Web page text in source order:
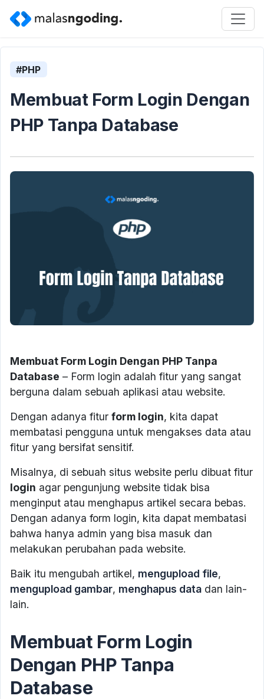
#PHP
Membuat Form Login Dengan
PHP Tanpa Database
Membuat Form Login Dengan PHP Tanpa
Database – Form login adalah fitur yang sangat
berguna dalam sebuah aplikasi atau website.
Dengan adanya fitur form login, kita dapat
membatasi pengguna untuk mengakses data atau
fitur yang bersifat sensitif.
Misalnya, di sebuah situs website perlu dibuat fitur
login agar pengunjung website tidak bisa
menginput atau menghapus artikel secara bebas.
Dengan adanya form login, kita dapat membatasi
bahwa hanya admin yang bisa masuk dan
melakukan perubahan pada website.
Baik itu mengubah artikel, mengupload file,
mengupload gambar, menghapus data dan lain-
lain.
Membuat Form Login
Dengan PHP Tanpa
Database